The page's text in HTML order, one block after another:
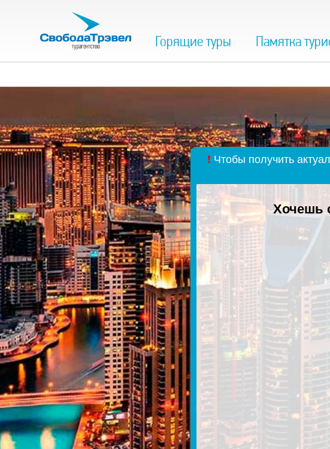
Горящие туры Памятка
❗ Чтобы получить
Хочешь